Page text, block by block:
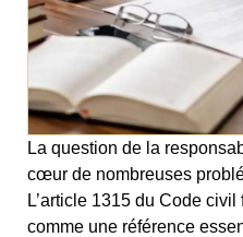
La question de la
cœur de nombreuses
L’article 1315 du Code
comme une référence